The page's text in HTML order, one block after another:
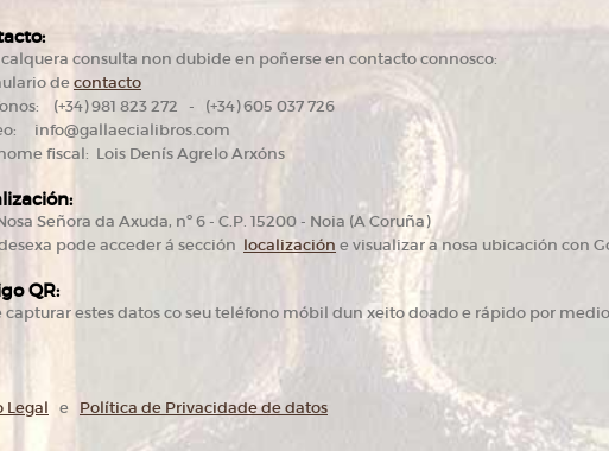
calquera consulta non dubide en poñerse en contacto connosco:
decontacto
(+34) 981 823 272 - (+34) 605 037 726
info@gallaecialibros.com
fiscal: Lois Denís Agrelo Arxóns
Señora da Axuda, nº 6 - C.P. 15200 - Noia (A Coruña)
pode acceder á sección localización e visualizar a nosa ubicación con
QR:
capturar estes datos co seu teléfono móbil dun xeito doado e rápido por
Legal e Política de Privacidade de datos